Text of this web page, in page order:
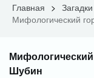
Главная >
Мифологический
Шубин